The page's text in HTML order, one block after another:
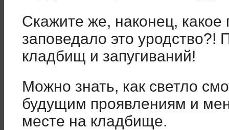
Скажите же, наконец,
заповедало это уродство?!
кладбищ и запугиваний!
Можно знать, как светло
будущим проявлениям и
месте на кладбище.